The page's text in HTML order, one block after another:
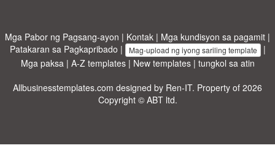
Mga Pabor ng Pagsang-ayon | Kontak | Mga kundisyon sa pagamit |
Patakaran sa Pagkapribado | Mag-upload ng iyong sariling template |
Mga paksa| A-Z templates| New templates| tungkol sa atin
Allbusinesstemplates.com designed by Ren-IT. Property of 2026
Copyright © ABT ltd.